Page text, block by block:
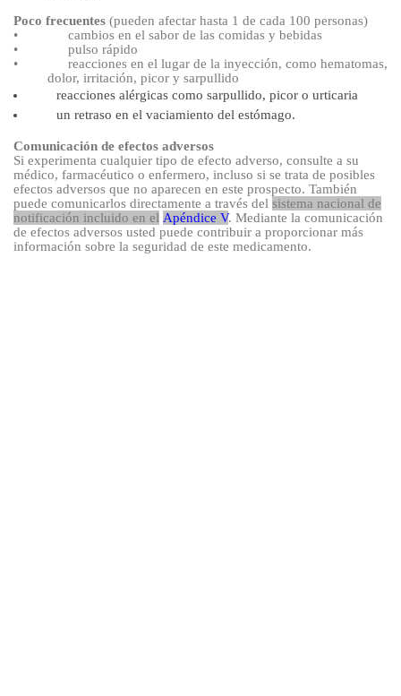
Poco frecuentes (pueden afectar hasta 1 de cada 100 personas)
•
cambios en el sabor de las comidas y bebidas
•
pulso rápido
•
reacciones en el lugar de la inyección, como hematomas,
dolor, irritación, picor y sarpullido
reacciones alérgicas como sarpullido, picor o urticaria
un retraso en el vaciamiento del estómago.
Comunicación de efectos adversos
Si experimenta cualquier tipo de efecto adverso, consulte a su
médico, farmacéutico o enfermero, incluso si se trata de posibles
efectos adversos que no aparecen en este prospecto. También
puede comunicarlos directamente a través del sistema nacional de
notificación incluido en el Apéndice V. Mediante la comunicación
de efectos adversos usted puede contribuir a proporcionar más
información sobre la seguridad de este medicamento.